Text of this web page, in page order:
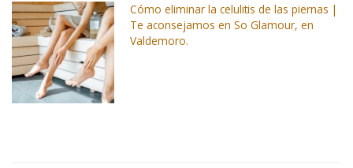
Cómo eliminar la celulitis de las piernas |
Te aconsejamos en So Glamour, en
Valdemoro.